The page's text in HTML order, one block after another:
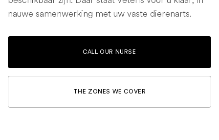
nauwe samenwerking met uw vaste dierenarts.
CALL OUR NURSE
THE ZONES WE COVER